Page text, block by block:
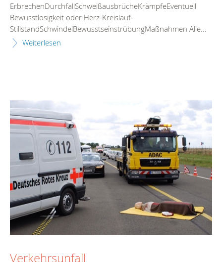
ErbrechenDurchfallSchweißausbrücheKrämpfeEventuell
Bewusstlosigkeit oder Herz-Kreislauf-
StillstandSchwindelBewusstseinstrübungMaßnahmen Alle...
Weiterlesen
Verkehrsunfall